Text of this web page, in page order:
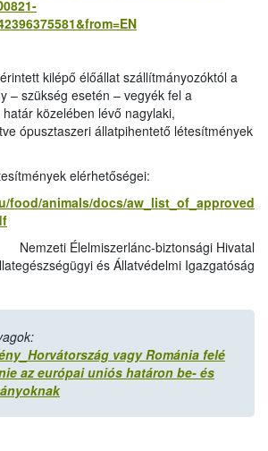
kilépő élőállat szállítmányozóktól a
– szükség esetén – vegyék fel a
közelében lévő nagylaki,
ópusztaszeri állatpihentető létesítmények
elérhetőségei:
food/animals/docs/aw_list_of_approved
Nemzeti Élelmiszerlánc-biztonsági Hivatal
és Állatvédelmi Igazgatóság
vagy Románia felé
az európai uniós határon be- és